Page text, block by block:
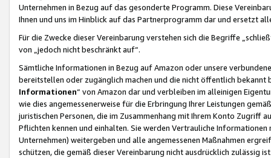
Unternehmen in Bezug auf das gesonderte Programm. Diese
Ihnen und uns im Hinblick auf das Partnerprogramm dar und ersetzt
Für die Zwecke dieser Vereinbarung verstehen sich die Begriffe
von „jedoch nicht beschränkt auf“.
Sämtliche Informationen in Bezug auf Amazon oder unsere
bereitstellen oder zugänglich machen und die nicht öffentlich
Informationen“ von Amazon dar und verbleiben im alleinigen
wie dies angemessenerweise für die Erbringung Ihrer Leistungen
juristischen Personen, die im Zusammenhang mit Ihrem Konto
Pflichten kennen und einhalten. Sie werden Vertrauliche
Unternehmen) weitergeben und alle angemessenen Maßnahmen
schützen, die gemäß dieser Vereinbarung nicht ausdrücklich zulässig